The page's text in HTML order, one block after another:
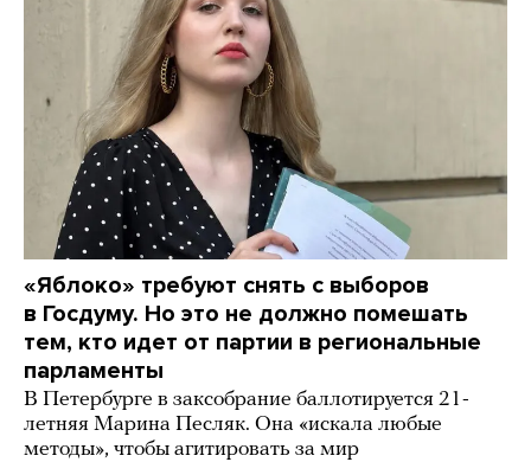
«Яблоко» требуют снять с выборов
в Госдуму. Но это не должно помешать
тем, кто идет от партии в региональные
парламенты
В Петербурге в заксобрание баллотируется 21-
летняя Марина Песляк. Она «искала любые
методы», чтобы агитировать за мир